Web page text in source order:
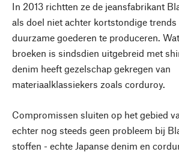
In 2013 richtten ze de jeansfabrikant
als doel niet achter kortstondige trends
duurzame goederen te produceren.
broeken is sindsdien uitgebreid met
denim heeft gezelschap gekregen van
materiaalklassiekers zoals corduroy.
Compromissen sluiten op het gebied
echter nog steeds geen probleem bij
stoffen - echte Japanse denim en